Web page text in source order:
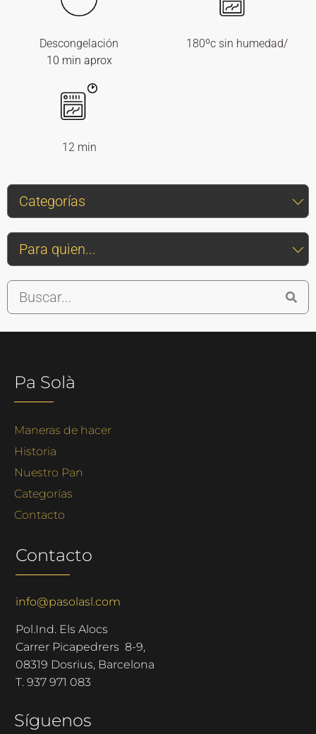
Descongelación
10 min aprox
180ºc sin humedad/
12 min
Pa Solà
Maneras de hacer
Historia
Nuestro Pan
Categorías
Contacto
Contacto
info@pasolasl.com
Pol.Ind. Els Alocs
Carrer Picapedrers 8-9,
08319 Dosrius, Barcelona
T. 937 971 083
Síguenos